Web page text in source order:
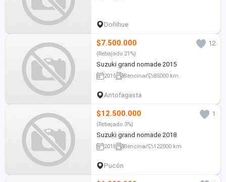
Doñihue
$7.500.000 12
(Rebajado 21%)
Suzuki grand nomade 2015
2015 Bencina 85000 km
Antofagasta
$12.500.000 1
(Rebajado 3%)
Suzuki grand nomade 2018
2018 Bencina 122000 km
Pucón